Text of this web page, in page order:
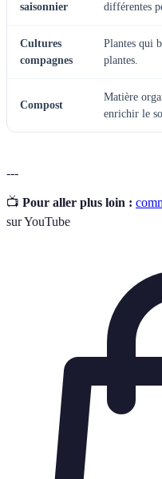
saisonnier
différentes
Cultures
compagnes
Plantes qui
plantes.
Compost
Matière
enrichir le
---
📺 Pour aller plus loin :
sur YouTube